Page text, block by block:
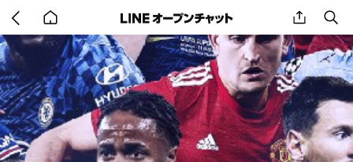
back
to
home
share